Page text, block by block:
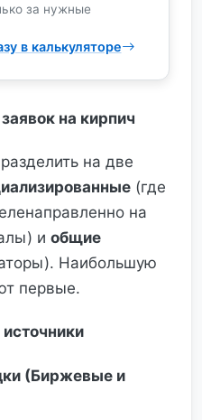
за нужные
в калькуляторе
на кирпич
на две
(где
на
и общие
Наибольшую
первые.
(Биржевые и